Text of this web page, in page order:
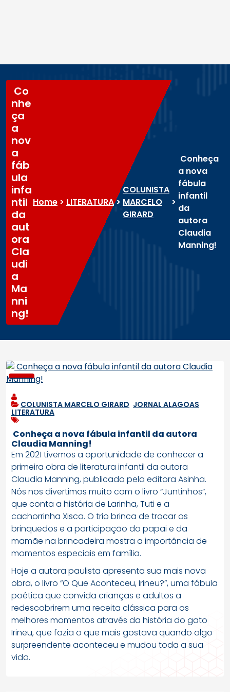
Co
nhe
ça
a
nov
a
fáb
ula
infa
ntil
da
aut
ora
Cla
udi
a
Ma
nni
ng!
Home > LITERATURA>
COLUNISTA
MARCELO
GIRARD
>
Conheça
a nova
fábula
infantil
da
autora
Claudia
Manning!
COLUNISTA MARCELO GIRARD JORNAL ALAGOAS
LITERATURA
Conheça a nova fábula infantil da autora
Claudia Manning!
Em 2021 tivemos a oportunidade de conhecer a
primeira obra de literatura infantil da autora
Claudia Manning, publicado pela editora Asinha.
Nós nos divertimos muito com o livro “Juntinhos”,
que conta a história de Larinha, Tuti e a
cachorrinha Xisca. O trio brinca de trocar os
brinquedos e a participação do papai e da
mamãe na brincadeira mostra a importância de
momentos especiais em família.
Hoje a autora paulista apresenta sua mais nova
obra, o livro “O Que Aconteceu, Irineu?”, uma fábula
poética que convida crianças e adultos a
redescobrirem uma receita clássica para os
melhores momentos através da história do gato
Irineu, que fazia o que mais gostava quando algo
surpreendente aconteceu e mudou toda a sua
vida.